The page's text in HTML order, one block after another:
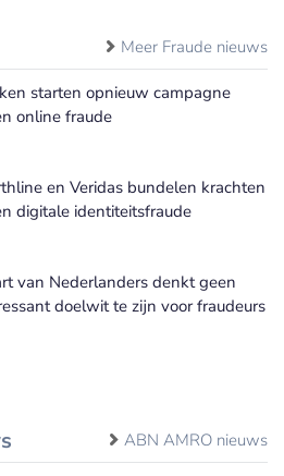
Meer Fraude nieuws
starten opnieuw campagne
online fraude
en Veridas bundelen krachten
digitale identiteitsfraude
van Nederlanders denkt geen
doelwit te zijn voor fraudeurs
ABN AMRO nieuws